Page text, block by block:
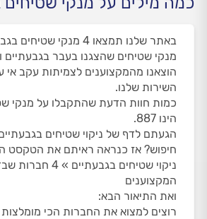
מנקי שטיחים שהצגנו בעבר
הוצאנו מהמקצוענים לצמיתות עקב
השירות שלנו.
כמות חוות הדעת שהתקבלו על מנקי
הינו 887.
הגעתם לדף של ניקוי שטיחים
חיפוש? אז כנראה ראיתם את הטקסט
ניקוי שטיחים
המקצוענים
ואת התיאור הבא:
רוצים למצוא את החברות הכי מומלצות